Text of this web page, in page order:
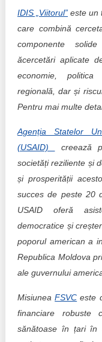
IDIS „Viitorul” este un
care combină
componente
ăcercetări aplicate
economie,
regională, dar și
Pentru mai multe
Agenția Statelor
(USAID)
creează
societăți reziliente și
și prosperității
succes de peste 20
USAID oferă
democratice și
poporul american a
Republica Moldova
ale guvernului
MisiuneaFSVC este
financiare robuste
sănătoase în țari în